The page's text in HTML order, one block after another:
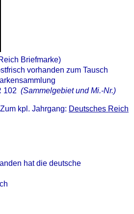
Briefmarke)
102 (Sammelgebiet und Mi.-Nr.)
kpl. Jahrgang: Deutsches Reich
hat die deutsche